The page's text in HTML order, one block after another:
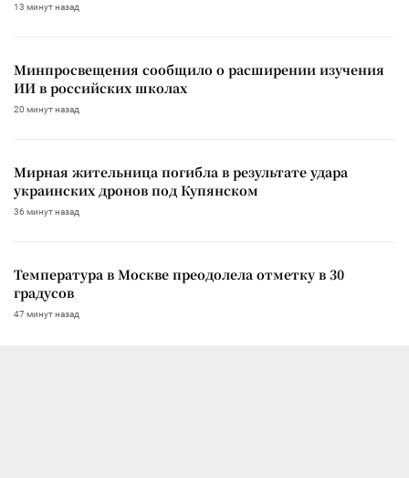
13 минут назад
Минпросвещения сообщило о расширении изучения
ИИ в российских школах
20 минут назад
Мирная жительница погибла в результате удара
украинских дронов под Купянском
36 минут назад
Температура в Москве преодолела отметку в 30
градусов
47 минут назад